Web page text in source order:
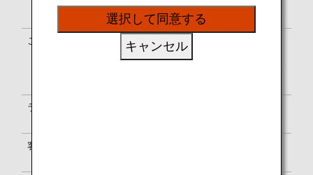
便と異なる場合があります。
ご利用便名の確認
搭乗券はブリュッセル航空便名（SN）
で表示されます。空港内の案内表示
ラウンジのご利用
客室乗務員
選択して同意する
キャンセル